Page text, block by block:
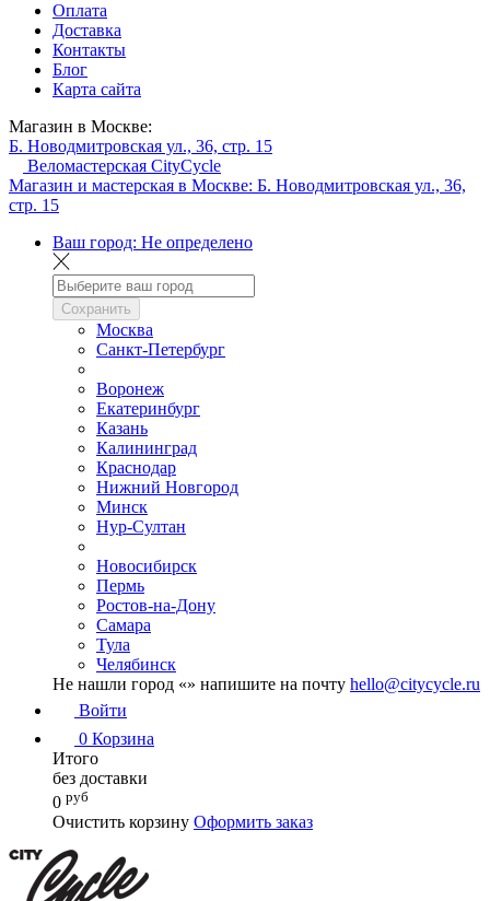
Оплата
Доставка
Контакты
Блог
Карта сайта
Магазин в Москве:
Б. Новодмитровская ул., 36, стр. 15
Веломастерская CityCycle
Магазин и мастерская в Москве: Б. Новодмитровская ул., 36,
стр. 15
Ваш город: Не определено
Сохранить
Москва
Санкт-Петербург
Воронеж
Екатеринбург
Казань
Калининград
Краснодар
Нижний Новгород
Минск
Нур-Султан
Новосибирск
Пермь
Ростов-на-Дону
Самара
Тула
Челябинск
Не нашли город «» напишите на почту hello@citycycle.ru
Войти
0 Корзина
Итого
без доставки
0 руб
Очистить корзину Оформить заказ